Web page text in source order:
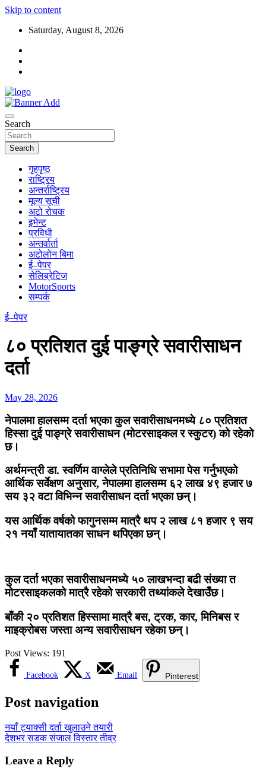
Skip to content
Saturday, August 8, 2026
Search
Search
गृहपृष्ठ
राष्ट्रिय
अन्तर्राष्ट्रिय
मूल्य सूची
अटो रोचक
इभेन्ट
प्रविधी
अन्तर्वार्ता
अटोलोन बिमा
ई–पेपर
सेलिब्रेटिज
MotorSports
सम्पर्क
ई–पेपर
८० प्रतिशत दुई पाङ्ग्रे सवारीसाधन
दर्ता
May 28, 2026
नेपालमा हालसम्म दर्ता भएका कुल सवारीसाधनमध्ये ८० प्रतिशत
हिस्सा दुई पाङ्ग्रे सवारीसाधन (मोटरसाइकल र स्कुटर) को रहेको
छ।
अर्थमन्त्री डा. स्वर्णिम वाग्लेले प्रतिनिधि सभामा पेस गर्नुभएको
आर्थिक सर्वेक्षण अनुसार, नेपालमा हालसम्म ६२ लाख ४९ हजार ७
सय ३२ वटा विभिन्न सवारीसाधन दर्ता भएका छन्।
यस आर्थिक वर्षको फागुनसम्म मात्रै थप २ लाख ८१ हजार ९ सय
२१ नयाँ यातायातका साधन थपिएका छन्।
कुल दर्ता भएका सवारीसाधनमध्ये ५० लाखभन्दा बढी संख्या त
मोटरसाइकलको मात्रै रहेको सरकारी तथ्यांकले देखाउँछ।
बाँकी २० प्रतिशत हिस्सामा मात्रै बस, ट्रक, कार, मिनिबस र
माइक्रोबस जस्ता अन्य सवारीसाधन रहेका छन्।
Post Views: 191
Facebook X Email Pinterest
Post navigation
नयाँ ट्याक्सी दर्ता खुलाउने तयारी
देशभर सडक संजाल विस्तार तीव्र
Leave a Reply